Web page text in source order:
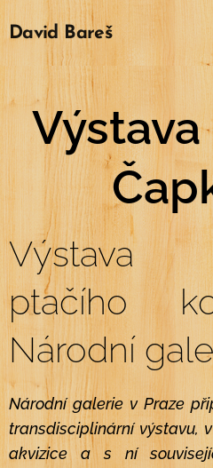
David Bareš
Výstava
ptačího
Národní
Národní galerie v Praze
transdisciplinární výstavu,
akvizice a s ní